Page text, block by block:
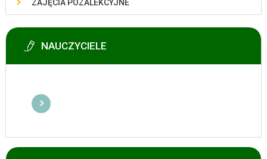
ZAJĘCIA POZALEKCYJNE
NAUCZYCIELE